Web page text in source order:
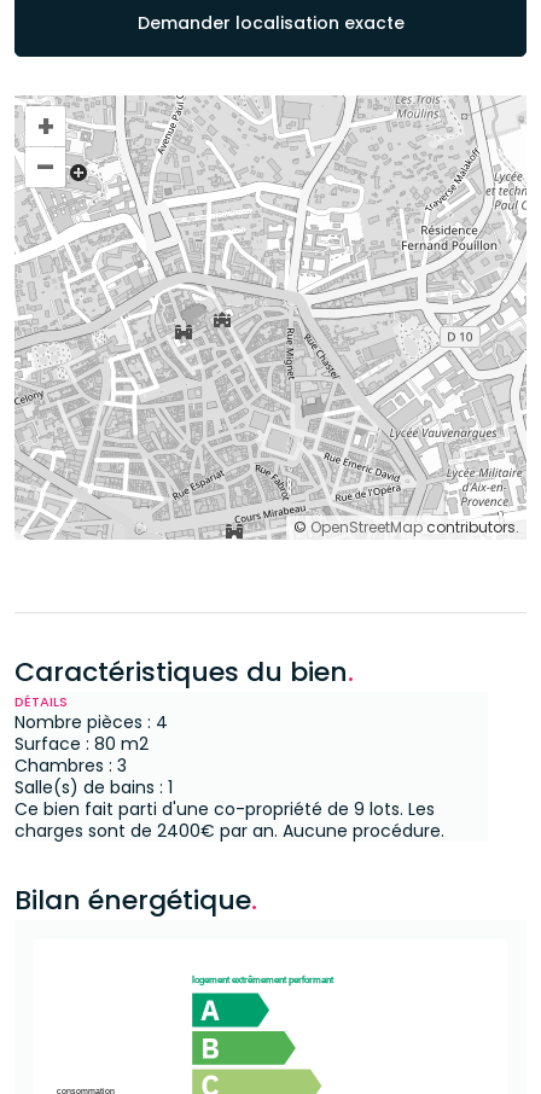
Demander localisation exacte
+
–
©OpenStreetMapcontributors.
Caractéristiques du bien.
DÉTAILS
Nombre pièces : 4
Surface : 80 m2
Chambres : 3
Salle(s) de bains : 1
Ce bien fait parti d'une co-propriété de 9 lots. Les
charges sont de 2400€ par an. Aucune procédure.
Bilan énergétique.
logement extrêmement performant
consommation